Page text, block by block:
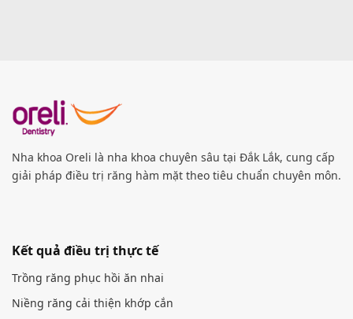
Nha khoa Oreli là nha khoa chuyên sâu tại Đắk Lắk, cung cấp
giải pháp điều trị răng hàm mặt theo tiêu chuẩn chuyên môn.
Kết quả điều trị thực tế
Trồng răng phục hồi ăn nhai
Niềng răng cải thiện khớp cắn